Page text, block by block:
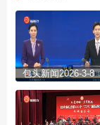
包头新闻2026-3-8